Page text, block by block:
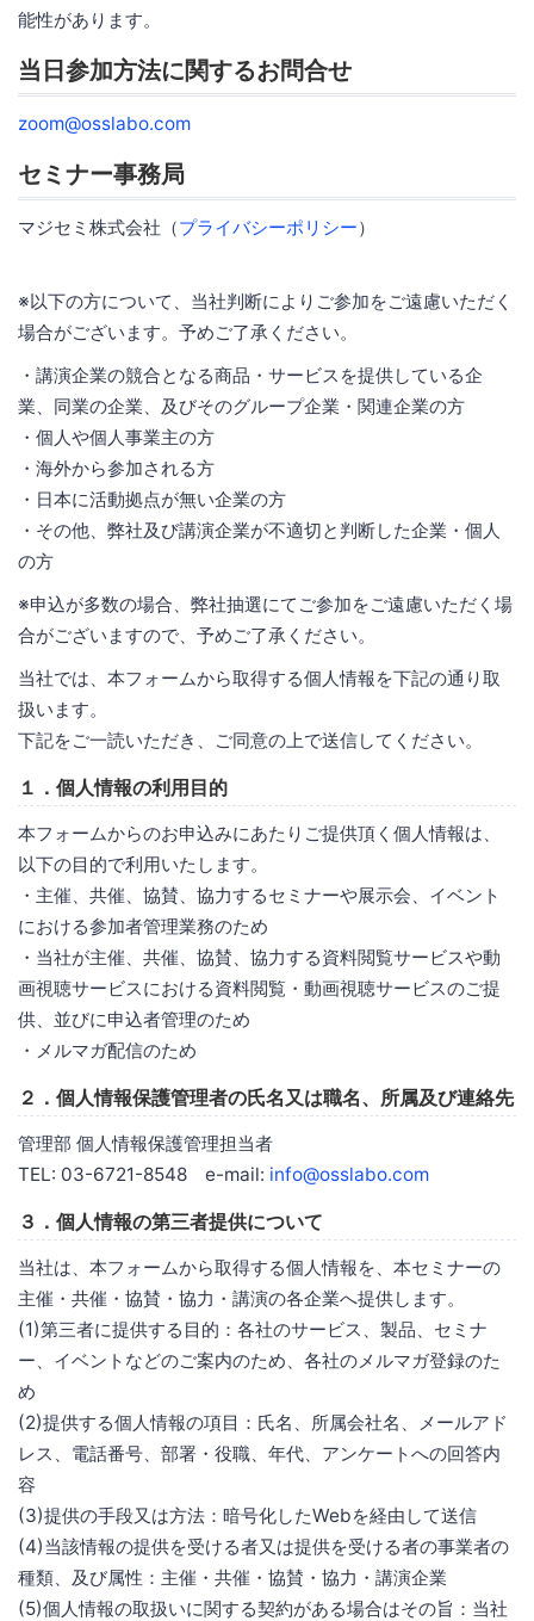
能性があります。
当日参加方法に関するお問合せ
zoom@osslabo.com
セミナー事務局
マジセミ株式会社（プライバシーポリシー）
※以下の方について、当社判断によりご参加をご遠慮いただく
場合がございます。予めご了承ください。
・講演企業の競合となる商品・サービスを提供している企
業、同業の企業、及びそのグループ企業・関連企業の方
・個人や個人事業主の方
・海外から参加される方
・日本に活動拠点が無い企業の方
・その他、弊社及び講演企業が不適切と判断した企業・個人
の方
※申込が多数の場合、弊社抽選にてご参加をご遠慮いただく場
合がございますので、予めご了承ください。
当社では、本フォームから取得する個人情報を下記の通り取
扱います。
下記をご一読いただき、ご同意の上で送信してください。
１．個人情報の利用目的
本フォームからのお申込みにあたりご提供頂く個人情報は、
以下の目的で利用いたします。
・主催、共催、協賛、協力するセミナーや展示会、イベント
における参加者管理業務のため
・当社が主催、共催、協賛、協力する資料閲覧サービスや動
画視聴サービスにおける資料閲覧・動画視聴サービスのご提
供、並びに申込者管理のため
・メルマガ配信のため
２．個人情報保護管理者の氏名又は職名、所属及び連絡先
管理部 個人情報保護管理担当者
TEL: 03-6721-8548 e-mail: info@osslabo.com
３．個人情報の第三者提供について
当社は、本フォームから取得する個人情報を、本セミナーの
主催・共催・協賛・協力・講演の各企業へ提供します。
(1)第三者に提供する目的：各社のサービス、製品、セミナ
ー、イベントなどのご案内のため、各社のメルマガ登録のた
め
(2)提供する個人情報の項目：氏名、所属会社名、メールアド
レス、電話番号、部署・役職、年代、アンケートへの回答内
容
(3)提供の手段又は方法：暗号化したWebを経由して送信
(4)当該情報の提供を受ける者又は提供を受ける者の事業者の
種類、及び属性：主催・共催・協賛・協力・講演企業
(5)個人情報の取扱いに関する契約がある場合はその旨：当社